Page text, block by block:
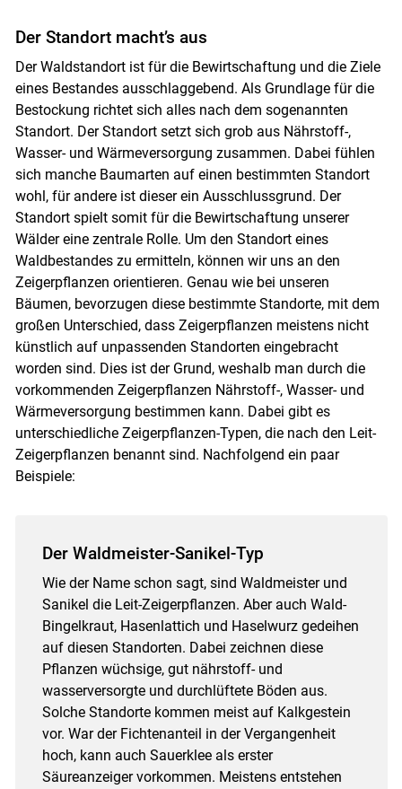
Skip to main content
Der Standort macht’s aus
Der Waldstandort ist für die Bewirtschaftung und die Ziele
eines Bestandes ausschlaggebend. Als Grundlage für die
Bestockung richtet sich alles nach dem sogenannten
Standort. Der Standort setzt sich grob aus Nährstoff-,
Wasser- und Wärmeversorgung zusammen. Dabei fühlen
sich manche Baumarten auf einen bestimmten Standort
wohl, für andere ist dieser ein Ausschlussgrund. Der
Standort spielt somit für die Bewirtschaftung unserer
Wälder eine zentrale Rolle. Um den Standort eines
Waldbestandes zu ermitteln, können wir uns an den
Zeigerpflanzen orientieren. Genau wie bei unseren
Bäumen, bevorzugen diese bestimmte Standorte, mit dem
großen Unterschied, dass Zeigerpflanzen meistens nicht
künstlich auf unpassenden Standorten eingebracht
worden sind. Dies ist der Grund, weshalb man durch die
vorkommenden Zeigerpflanzen Nährstoff-, Wasser- und
Wärmeversorgung bestimmen kann. Dabei gibt es
unterschiedliche Zeigerpflanzen-Typen, die nach den Leit-
Zeigerpflanzen benannt sind. Nachfolgend ein paar
Beispiele:
Der Waldmeister-Sanikel-Typ
Wie der Name schon sagt, sind Waldmeister und
Sanikel die Leit-Zeigerpflanzen. Aber auch Wald-
Bingelkraut, Hasenlattich und Haselwurz gedeihen
auf diesen Standorten. Dabei zeichnen diese
Pflanzen wüchsige, gut nährstoff- und
wasserversorgte und durchlüftete Böden aus.
Solche Standorte kommen meist auf Kalkgestein
vor. War der Fichtenanteil in der Vergangenheit
hoch, kann auch Sauerklee als erster
Säureanzeiger vorkommen. Meistens entstehen